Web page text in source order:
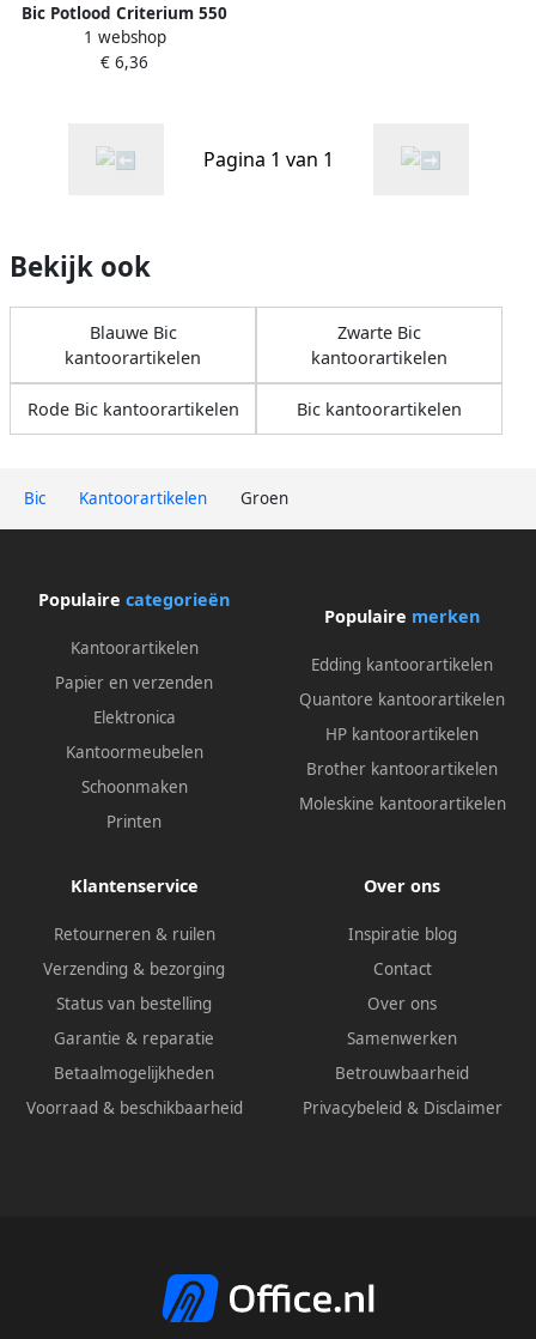
Bic Kantoorartikelen Groen
Bic Potlood Criterium 550
zeshoekig HB
1 webshop
€ 6,36
Pagina 1 van 1
Bekijk ook
Blauwe Bic
kantoorartikelen
Zwarte Bic
kantoorartikelen
Rode Bic kantoorartikelen Bic kantoorartikelen
Populaire categorieën
Kantoorartikelen
Papier en verzenden
Elektronica
Kantoormeubelen
Schoonmaken
Printen
Populaire merken
Edding kantoorartikelen
Quantore kantoorartikelen
HP kantoorartikelen
Brother kantoorartikelen
Moleskine kantoorartikelen
Klantenservice
Retourneren & ruilen
Verzending & bezorging
Status van bestelling
Garantie & reparatie
Betaalmogelijkheden
Voorraad & beschikbaarheid
Over ons
Inspiratie blog
Contact
Over ons
Samenwerken
Betrouwbaarheid
Privacybeleid & Disclaimer